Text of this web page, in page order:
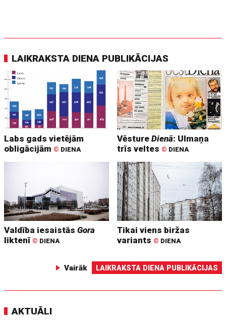
LAIKRAKSTA DIENA PUBLIKĀCIJAS
Labs gads vietējām
obligācijām © DIENA
VēstureDienā: Ulmaņa
trīs veltes © DIENA
Valdība iesaistāsGora
liktenī © DIENA
Tikai viens biržas
variants © DIENA
Vairāk LAIKRAKSTA DIENA PUBLIKĀCIJAS
AKTUĀLI